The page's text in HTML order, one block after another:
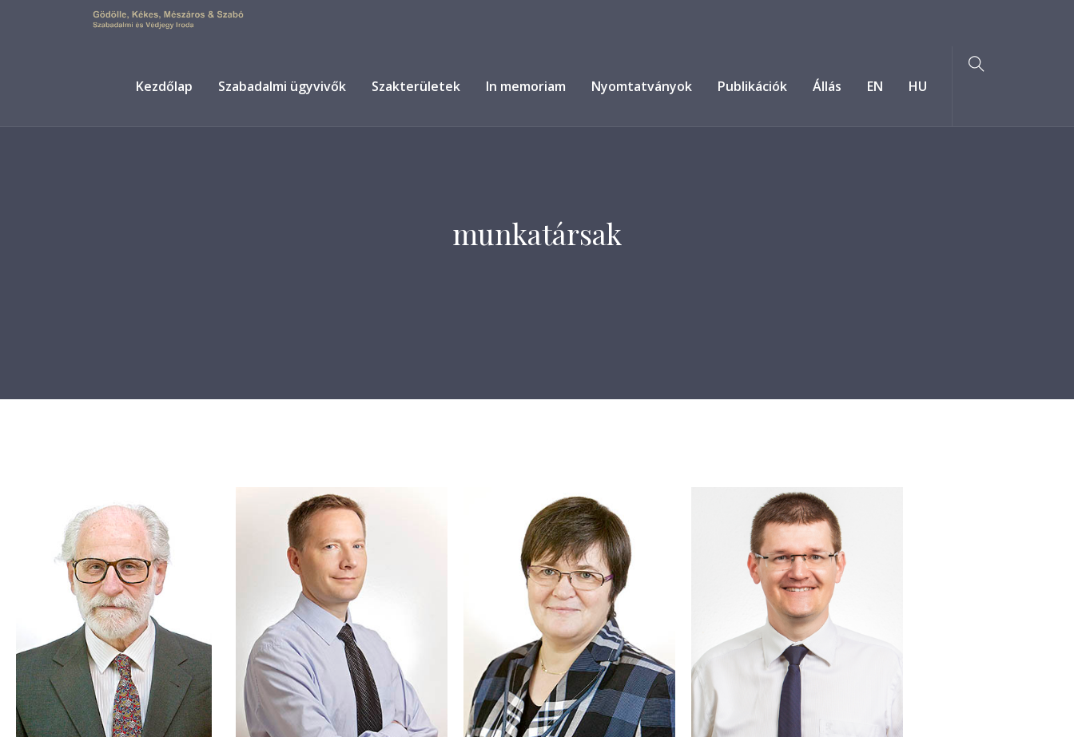
Kezdőlap Szabadalmi ügyvivők Szakterületek In memoriam Nyomtatványok Publikációk Állás EN HU
munkatársak